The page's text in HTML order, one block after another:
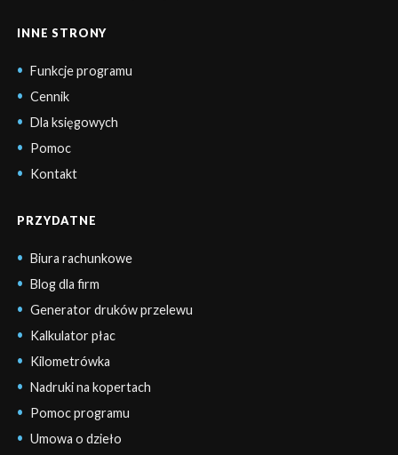
INNE STRONY
Funkcje programu
Cennik
Dla księgowych
Pomoc
Kontakt
PRZYDATNE
Biura rachunkowe
Blog dla firm
Generator druków przelewu
Kalkulator płac
Kilometrówka
Nadruki na kopertach
Pomoc programu
Umowa o dzieło